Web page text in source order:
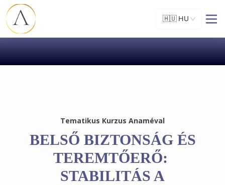
🇭🇺 HU
Tematikus Kurzus Anaméval
BELSŐ BIZTONSÁG ÉS
TEREMTŐERŐ:
STABILITÁS A